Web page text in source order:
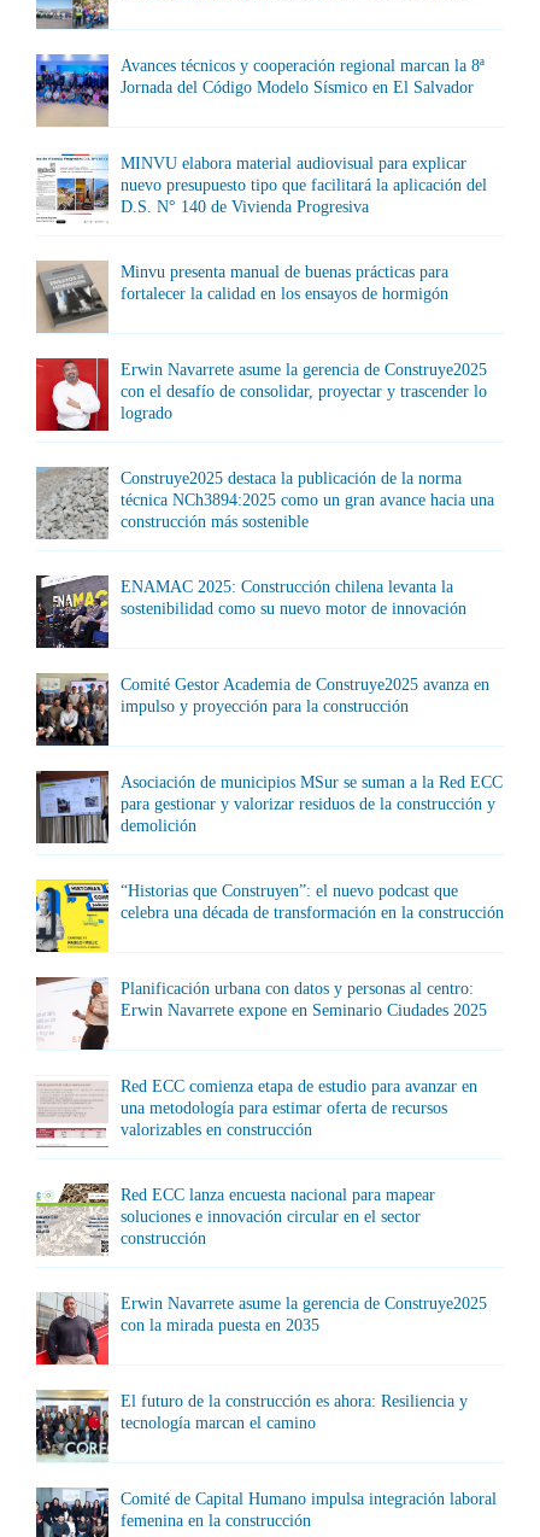
Avances técnicos y cooperación regional marcan la 8ª
Jornada del Código Modelo Sísmico en El Salvador
MINVU elabora material audiovisual para explicar
nuevo presupuesto tipo que facilitará la aplicación del
D.S. N° 140 de Vivienda Progresiva
Minvu presenta manual de buenas prácticas para
fortalecer la calidad en los ensayos de hormigón
Erwin Navarrete asume la gerencia de Construye2025
con el desafío de consolidar, proyectar y trascender lo
logrado
Construye2025 destaca la publicación de la norma
técnica NCh3894:2025 como un gran avance hacia una
construcción más sostenible
ENAMAC 2025: Construcción chilena levanta la
sostenibilidad como su nuevo motor de innovación
Comité Gestor Academia de Construye2025 avanza en
impulso y proyección para la construcción
Asociación de municipios MSur se suman a la Red ECC
para gestionar y valorizar residuos de la construcción y
demolición
“Historias que Construyen”: el nuevo podcast que
celebra una década de transformación en la construcción
Planificación urbana con datos y personas al centro:
Erwin Navarrete expone en Seminario Ciudades 2025
Red ECC comienza etapa de estudio para avanzar en
una metodología para estimar oferta de recursos
valorizables en construcción
Red ECC lanza encuesta nacional para mapear
soluciones e innovación circular en el sector
construcción
Erwin Navarrete asume la gerencia de Construye2025
con la mirada puesta en 2035
El futuro de la construcción es ahora: Resiliencia y
tecnología marcan el camino
Comité de Capital Humano impulsa integración laboral
femenina en la construcción